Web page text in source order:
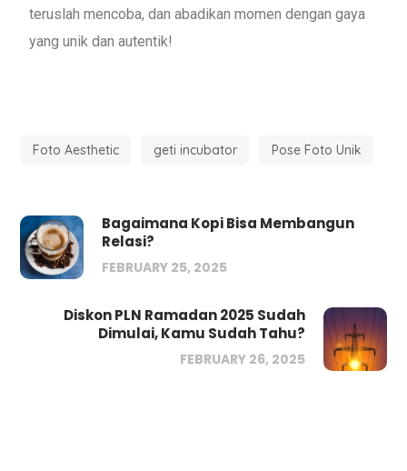
teruslah mencoba, dan abadikan momen dengan gaya
yang unik dan autentik!
Foto Aesthetic geti incubator Pose Foto Unik
Bagaimana Kopi Bisa Membangun
Relasi?
FEBRUARY 25, 2025
Diskon PLN Ramadan 2025 Sudah
Dimulai, Kamu Sudah Tahu?
FEBRUARY 26, 2025